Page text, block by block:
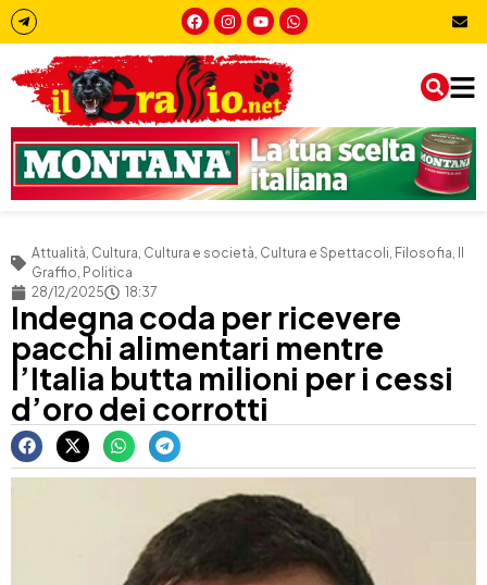
Attualità Cultura Cultura e società Cultura e Spettacoli Filosofia Il
Graffio Politica
28/12/2025
18:37
Indegna coda per ricevere
pacchi alimentari mentre
l’Italia butta milioni per i cessi
d’oro dei corrotti